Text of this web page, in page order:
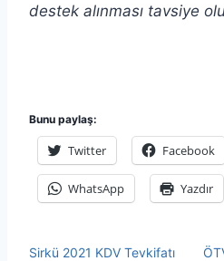
destek alınması tavsiye
Bunu paylaş:
Twitter Facebook
WhatsApp Yazdır
Sirkü 2021 KDV Tevkifatı